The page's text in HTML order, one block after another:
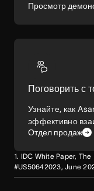
Просмотр
Поговорить с
Узнайте, как
эффективно
Отдел продаж
1. IDC White Paper,
#US50642023, June